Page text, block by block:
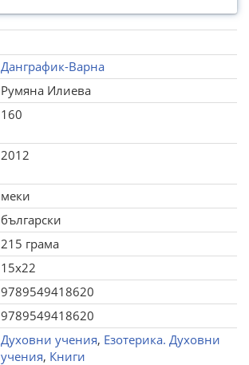
Данграфик-Варна
Румяна Илиева
160
2012
меки
български
215 грама
15x22
9789549418620
9789549418620
Духовни учения, Езотерика. Духовни
учения, Книги